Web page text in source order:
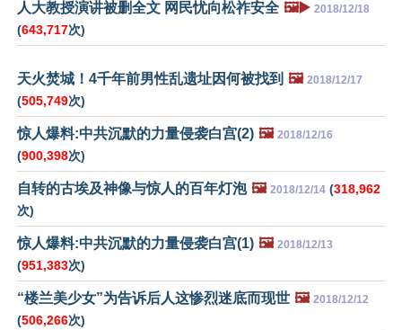
人大教授演讲被删全文 网民忧向松祚安全 🖼️▶️ 2018/12/18
(643,717次)
天火焚城！4千年前男性乱遗址因何被找到 🖼️ 2018/12/17
(505,749次)
惊人爆料:中共沉默的力量侵袭白宫(2) 🖼️ 2018/12/16
(900,398次)
自转的古埃及神像与惊人的百年灯泡 🖼️ 2018/12/14 (318,962
次)
惊人爆料:中共沉默的力量侵袭白宫(1) 🖼️ 2018/12/13
(951,383次)
“楼兰美少女”为告诉后人这惨烈迷底而现世 🖼️ 2018/12/12
(506,266次)